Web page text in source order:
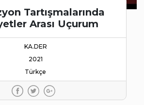
Tartışmalarında
Arası Uçurum
KA.DER
2021
Türkçe